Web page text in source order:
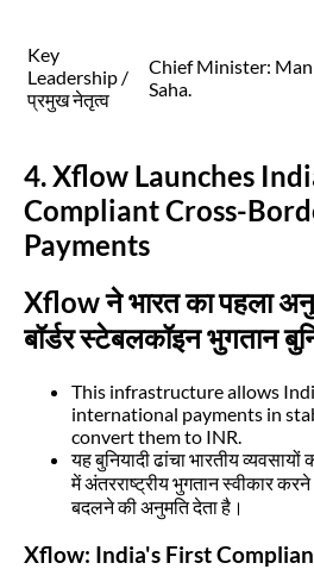
Key
Leadership /
प्रमुख नेतृत्व
Chief Minister:
Saha.
4. Xflow Launches
Compliant Cross-
Payments
Xflow ने भारत का पहला
बॉर्डर स्टेबलकॉइन भुगतान
This infrastructure allows
international payments in
convert them to INR.
यह बुनियादी ढांचा भारतीय
में अंतरराष्ट्रीय भुगतान स्वीकार
बदलने की अनुमति देता है।
Xflow: India's First